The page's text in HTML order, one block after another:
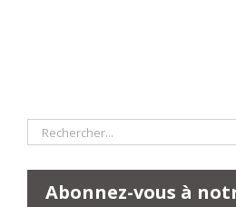
Rechercher:
Abonnez-vous à